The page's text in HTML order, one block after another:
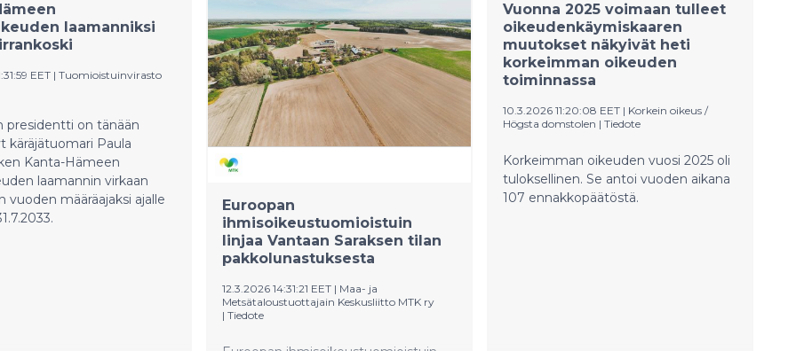
EU:n linjaa
mutta
vasta nyt.
arvioidaan satoja
laamanniksi
EET | Tuomioistuinvirasto
presidentti on tänään
käräjätuomari Paula
Kanta-Hämeen
laamannin virkaan
vuoden määräajaksi ajalle
Euroopan
ihmisoikeustuomioistuin
linjaa Vantaan Saraksen tilan
pakkolunastuksesta
12.3.2026 14:31:21 EET | Maa- ja
Metsätaloustuottajain Keskusliitto MTK ry
| Tiedote
Vuonna 2025 voimaan tulleet
oikeudenkäymiskaaren
muutokset näkyivät heti
korkeimman oikeuden
toiminnassa
10.3.2026 11:20:08 EET | Korkein oikeus /
Högsta domstolen | Tiedote
Korkeimman oikeuden vuosi 2025 oli
tuloksellinen. Se antoi vuoden aikana
107 ennakkopäätöstä.